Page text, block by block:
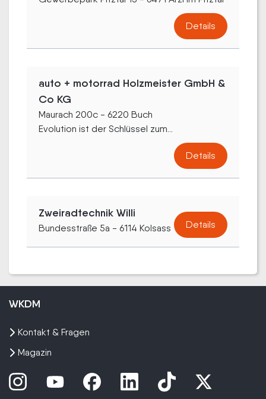
Details
auto + motorrad Holzmeister GmbH &
Co KG
Maurach 200c - 6220 Buch
Evolution ist der Schlüssel zum...
Details
Zweiradtechnik Willi
Bundesstraße 5a - 6114 Kolsass Details
WKDM
Kontakt & Fragen
Magazin